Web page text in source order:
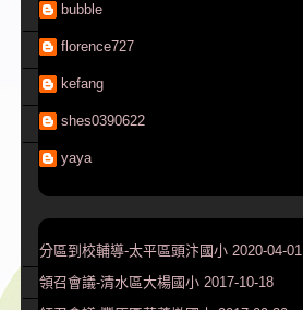
bubble
florence727
kefang
shes0390622
yaya
分區到校輔導-太平區頭汴國小 2020-04-01
領召會議-清水區大楊國小 2017-10-18